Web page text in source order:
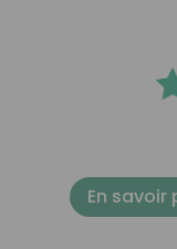
En savoir